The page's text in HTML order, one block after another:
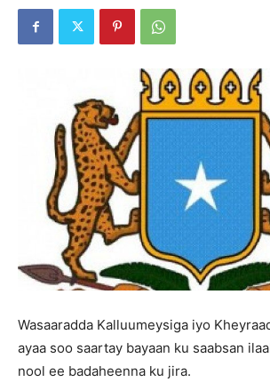
Wasaaradda Kalluumeysiga iyo
ayaa soo saartay bayaan ku saabsan
nool ee badaheenna ku jira.